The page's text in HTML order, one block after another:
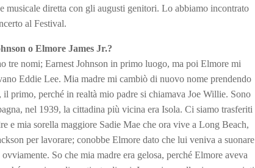
diretta con gli augusti genitori. Lo abbiamo incontrato
al Festival.
o Elmore James Jr.?
tre nomi; Earnest Johnson in primo luogo, ma poi Elmore mi
Eddie Lee. Mia madre mi cambiò di nuovo nome prendendo
primo, perché in realtà mio padre si chiamava Joe Willie. Sono
nel 1939, la cittadina più vicina era Isola. Ci siamo trasferiti
e mia sorella maggiore Sadie Mae che ora vive a Long Beach,
per lavorare; conobbe Elmore dato che lui veniva a suonare
So che mia madre era gelosa, perché Elmore aveva